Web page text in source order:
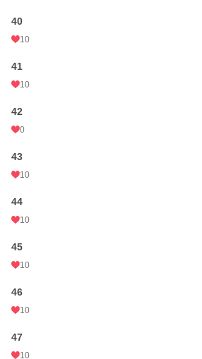
40
10
41
10
42
0
43
10
44
10
45
10
46
10
47
10